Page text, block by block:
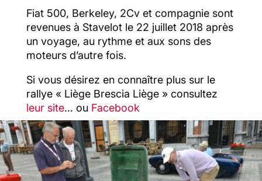
Fiat 500, Berkeley, 2Cv et compagnie sont
revenues à Stavelot le 22 juillet 2018 après
un voyage, au rythme et aux sons des
moteurs d’autre fois.
Si vous désirez en connaître plus sur le
rallye « Liège Brescia Liège » consultez
leur site… ou Facebook